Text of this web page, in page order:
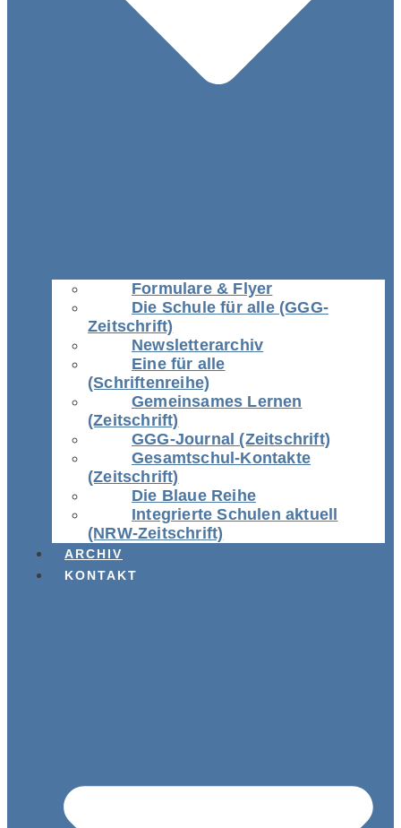
Formulare & Flyer
Die Schule für alle (GGG-
Zeitschrift)
Newsletterarchiv
Eine für alle
(Schriftenreihe)
Gemeinsames Lernen
(Zeitschrift)
GGG-Journal (Zeitschrift)
Gesamtschul-Kontakte
(Zeitschrift)
Die Blaue Reihe
Integrierte Schulen aktuell
(NRW-Zeitschrift)
ARCHIV
KONTAKT